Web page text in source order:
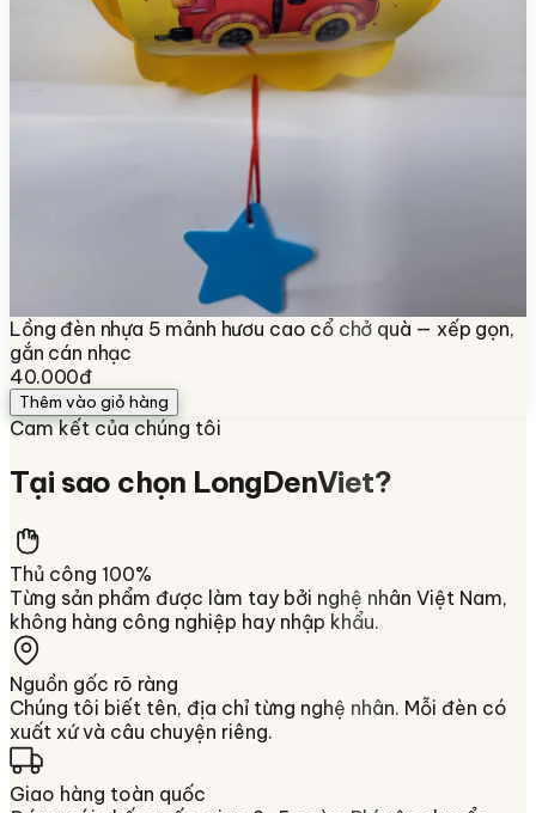
Lồng đèn nhựa 5 mảnh hươu cao cổ chở quà — xếp gọn,
gắn cán nhạc
40.000đ
Thêm vào giỏ hàng
Cam kết của chúng tôi
Tại sao chọn LongDenViet?
Thủ công 100%
Từng sản phẩm được làm tay bởi nghệ nhân Việt Nam,
không hàng công nghiệp hay nhập khẩu.
Nguồn gốc rõ ràng
Chúng tôi biết tên, địa chỉ từng nghệ nhân. Mỗi đèn có
xuất xứ và câu chuyện riêng.
Giao hàng toàn quốc